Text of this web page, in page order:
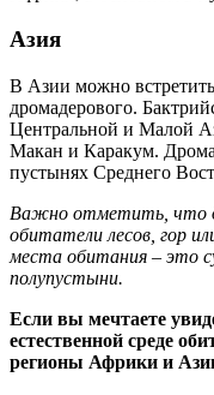
Азия
В Азии можно
дромадерового.
Центральной и Малой
Макан и Каракум.
пустынях Среднего
Важно отметить, что
обитатели лесов, гор
места обитания – это
полупустыни.
Если вы мечтаете
естественной среде
регионы Африки и